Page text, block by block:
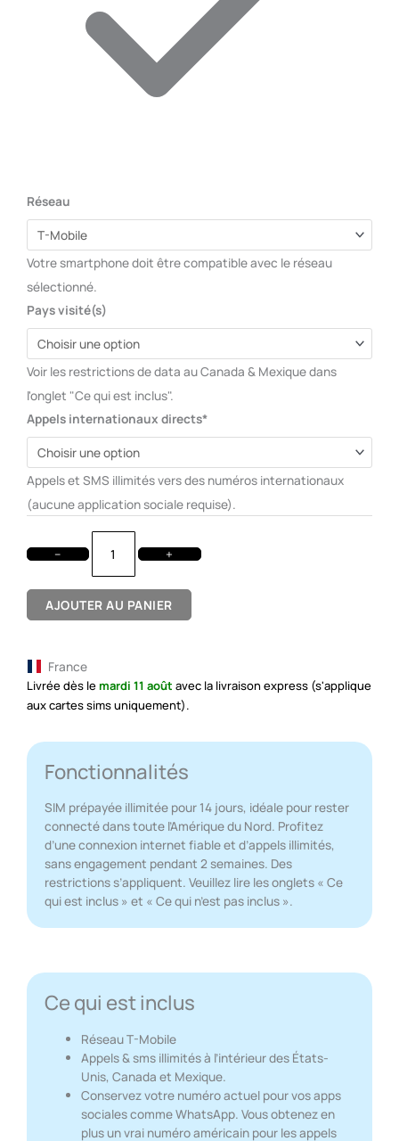
Réseau
Votre smartphone doit être compatible avec le réseau
sélectionné.
Pays visité(s)
Voir les restrictions de data au Canada & Mexique dans
l'onglet "Ce qui est inclus".
Appels internationaux directs*
Appels et SMS illimités vers des numéros internationaux
(aucune application sociale requise).
− +
AJOUTER AU PANIER
France
Livrée dès lemardi 11 août avec la livraison express (s'applique
aux cartes sims uniquement).
Fonctionnalités
SIM prépayée illimitée pour 14 jours, idéale pour rester
connecté dans toute l’Amérique du Nord. Profitez
d’une connexion internet fiable et d’appels illimités,
sans engagement pendant 2 semaines. Des
restrictions s’appliquent. Veuillez lire les onglets « Ce
qui est inclus » et « Ce qui n’est pas inclus ».
Ce qui est inclus
Réseau T-Mobile
Appels & sms illimités à l’intérieur des États-
Unis, Canada et Mexique.
Conservez votre numéro actuel pour vos apps
sociales comme WhatsApp. Vous obtenez en
plus un vrai numéro américain pour les appels